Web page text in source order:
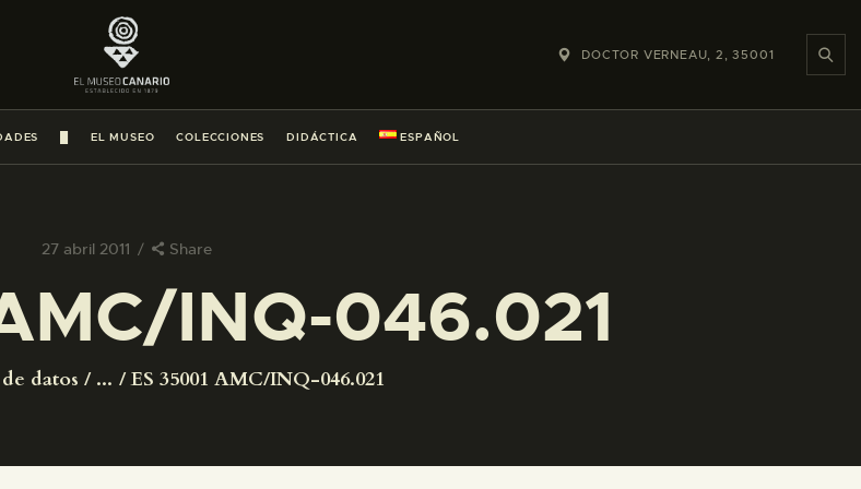
DOCTOR VERNEAU, 2, 35001
EL MUSEO COLECCIONES DIDÁCTICA ESPAÑOL
27 abril 2011 Share
INQ-046.021
datos ... ES 35001 AMC/INQ-046.021
LA VISITA